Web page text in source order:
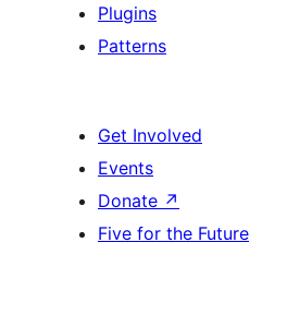
Plugins
Patterns
Get Involved
Events
Donate ↗
Five for the Future